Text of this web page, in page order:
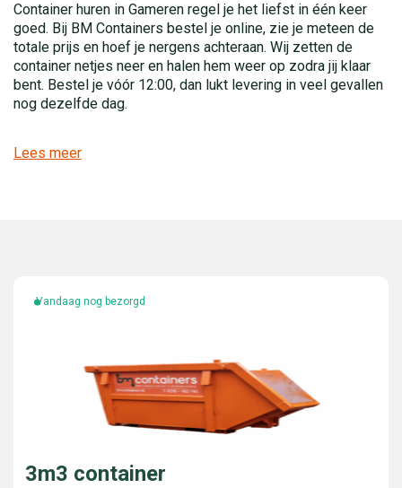
Container huren in Gameren regel je het liefst in één keer
goed. Bij BM Containers bestel je online, zie je meteen de
totale prijs en hoef je nergens achteraan. Wij zetten de
container netjes neer en halen hem weer op zodra jij klaar
bent. Bestel je vóór 12:00, dan lukt levering in veel gevallen
nog dezelfde dag.
Lees meer
Vandaag nog bezorgd
3m3 container